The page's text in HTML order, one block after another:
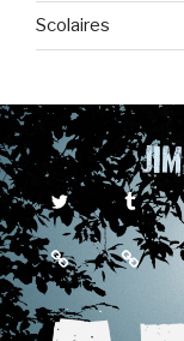
Scolaires
TwitterTumblr
Culturebox
Est
Politique de